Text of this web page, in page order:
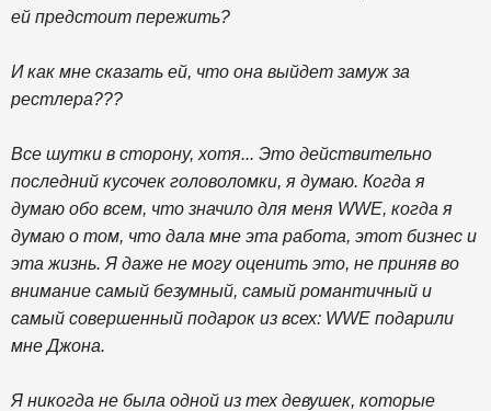
ей предстоит пережить?
И как мне сказать ей, что она выйдет замуж за
рестлера???
Все шутки в сторону, хотя... Это действительно
последний кусочек головоломки, я думаю. Когда я
думаю обо всем, что значило для меня WWE, когда я
думаю о том, что дала мне эта работа, этот бизнес и
эта жизнь. Я даже не могу оценить это, не приняв во
внимание самый безумный, самый романтичный и
самый совершенный подарок из всех: WWE подарили
мне Джона.
Я никогда не была одной из тех девушек, которые